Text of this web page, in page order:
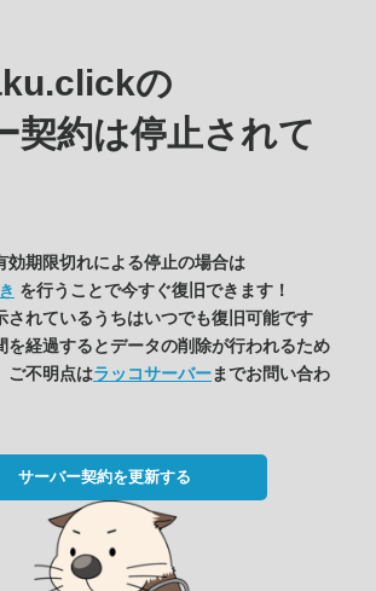
の
契約は停止されて
効期限切れによる停止の場合は
を行うことで今すぐ復旧できます！
されているうちはいつでも復旧可能です
を経過するとデータの削除が行われるため
ご不明点はラッコサーバーまでお問い合わ
サーバー契約を更新する